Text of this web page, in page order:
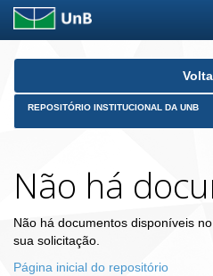
Skip
REPOSITÓRIO INSTITUCIONAL DA UNB
Não há
Não há documentos disponíveis
sua solicitação.
Página inicial do repositório